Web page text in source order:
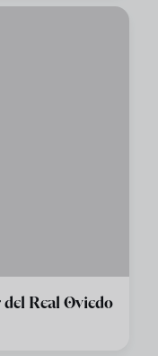
Real Oviedo